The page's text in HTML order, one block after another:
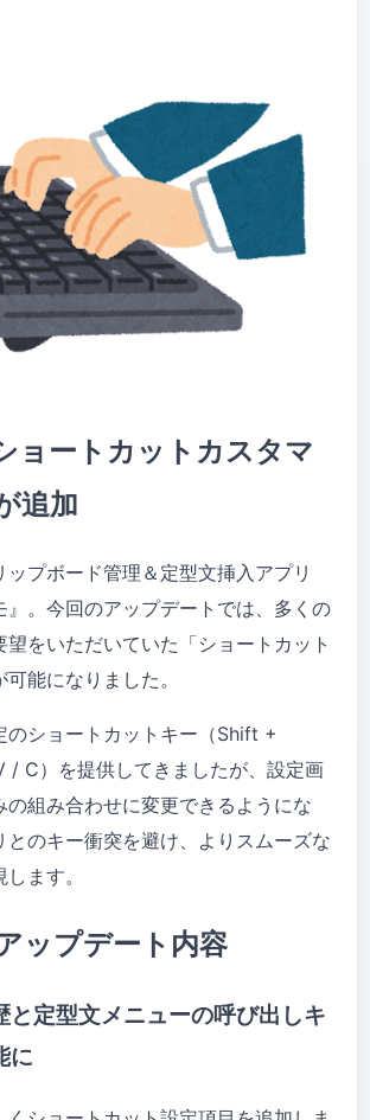
ョートカットカスタマ
追加
プボード管理＆定型文挿入アプリ
』。今回のアップデートでは、多くの
望をいただいていた「ショートカット
能になりました。
のショートカットキー（Shift +
/ C）を提供してきましたが、設定画
の組み合わせに変更できるようにな
とのキー衝突を避け、よりスムーズな
ます。
ップデート内容
と定型文メニューの呼び出しキ
に